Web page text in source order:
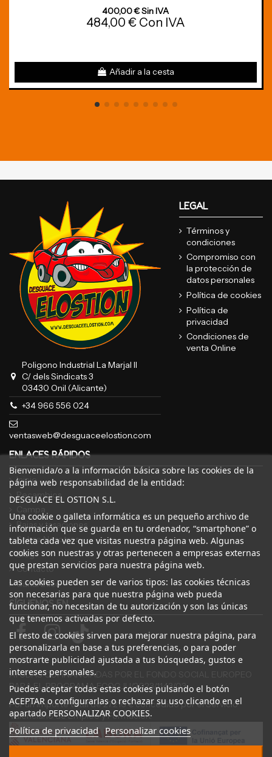
400,00 € Sin IVA
484,00 € Con IVA
Añadir a la cesta
Poligono Industrial La Marjal II
C/ dels Sindicats 3
03430 Onil (Alicante)
+34 966 556 024
ventasweb@desguaceelostion.com
LEGAL
Términos y
condiciones
Compromiso con
la protección de
datos personales
Política de cookies
Política de
privacidad
Condiciones de
venta Online
ENLACES RÁPIDOS
Inicio
Recambios
Bajas y tasaciones
Sobre Nosotros
Blog
Contacto
Canal Ético
Bienvenida/o a la información básica sobre las cookies de la
página web responsabilidad de la entidad:
DESGUACE EL OSTION S.L.
Una cookie o galleta informática es un pequeño archivo de
información que se guarda en tu ordenador, “smartphone” o
tableta cada vez que visitas nuestra página web. Algunas
cookies son nuestras y otras pertenecen a empresas externas
que prestan servicios para nuestra página web.
Las cookies pueden ser de varios tipos: las cookies técnicas
son necesarias para que nuestra página web pueda
funcionar, no necesitan de tu autorización y son las únicas
que tenemos activadas por defecto.
El resto de cookies sirven para mejorar nuestra página, para
personalizarla en base a tus preferencias, o para poder
mostrarte publicidad ajustada a tus búsquedas, gustos e
intereses personales.
Puedes aceptar todas estas cookies pulsando el botón
ACEPTAR o configurarlas o rechazar su uso clicando en el
apartado PERSONALIZAR COOKIES.
Política de privacidad Personalizar cookies
SÍGUENOS EN
AYUDAS COFINANCIADAS POR EL FONDO SOCIAL EUROPEO
PARA EL PROGRAMA ECOGJU/2023/1143/03
Por un importe total de 27.216 € concedido por el Servicio
Valenciano de Empleo y Formación.